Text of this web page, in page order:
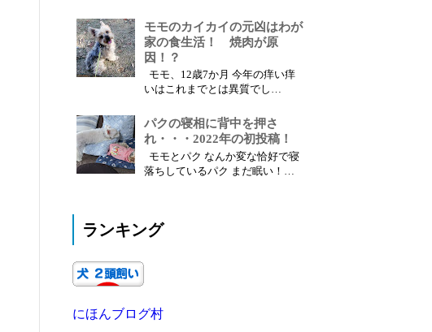
とうさん終わったけど、、、 今
回は、熱が出たり、だるかっ
た・・・ そして二人とも花粉症
で目がかゆい、鼻水がでる、くし
ゃみが止まらないとか 暖かくな
ったのはいいけど、お散歩や、外
モモのカイカイの元凶はわが
家の食生活！ 焼肉が原
因！？
モモ、12歳7か月 今年の痒い痒
いはこれまでとは異質でし
お肌の具合も良くなっていました
コマ目なシャンプーやご飯の鮮度
で良い状態が続いていたのかなと
自惚れていたのかもしれません
12月のバラ１ 8月より痒い痒いの
パクの寝相に背中を押さ
れ・・・2022年の初投稿！
モモとパク なんか変な恰好で寝
落ちしているパク まだ眠い！？
眠さには勝てないようです 眠く
ランキング
にほんブログ村